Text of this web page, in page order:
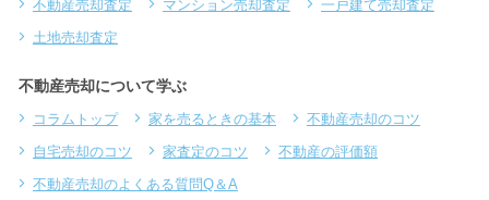
不動産売却査定 マンション売却査定
一戸建て売却査定
土地売却査定
不動産売却について学ぶ
コラムトップ 家を売るときの基本
不動産売却のコツ
自宅売却のコツ
家査定のコツ
不動産の評価額
不動産売却のよくある質問Q＆A